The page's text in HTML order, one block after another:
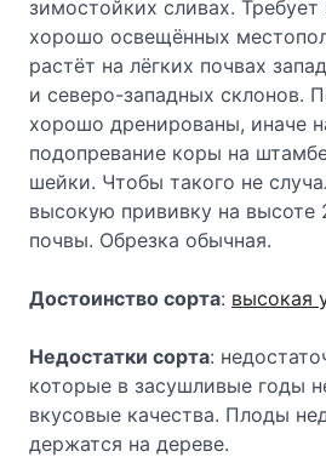
зимостойких сливах.
хорошо освещённых
растёт на лёгких почвах
и северо-западных склонов.
хорошо дренированы, иначе
подопревание коры на
шейки. Чтобы такого не
высокую прививку на высоте
почвы. Обрезка обычная.
Достоинство сорта: высокая
Недостатки сорта:
которые в засушливые годы
вкусовые качества. Плоды
держатся на дереве.